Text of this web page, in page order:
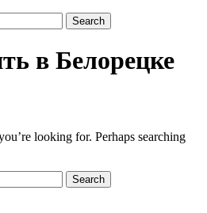
в Белорецке
looking for. Perhaps searching